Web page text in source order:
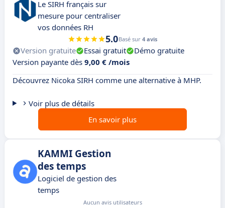
Le SIRH français sur
mesure pour centraliser
vos données RH
5.0Basé sur 4 avis
Version gratuite Essai gratuit
Démo gratuite
Version payante dès 9,00 € /mois
Découvrez Nicoka SIRH comme une alternative à MHP.
Voir plus de détails
En savoir plus
KAMMI Gestion
des temps
Logiciel de gestion des
temps
Aucun avis utilisateurs